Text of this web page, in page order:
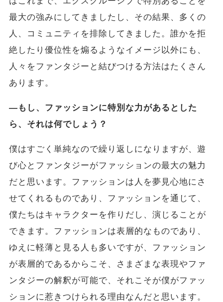
最大の強みにしてきましたし、その結果、多くの
人、コミュニティを排除してきました。誰かを拒
絶したり優位性を煽るようなイメージ以外にも、
人々をファンタジーと結びつける方法はたくさん
あります。
―もし、ファッションに特別な力があるとした
ら、それは何でしょう？
僕はすごく単純なので繰り返しになりますが、遊
び心とファンタジーがファッションの最大の魅力
だと思います。ファッションは人を夢見心地にさ
せてくれるものであり、ファッションを通じて、
僕たちはキャラクターを作りだし、演じることが
できます。ファッションは表層的なものであり、
ゆえに軽薄と見る人も多いですが、ファッション
が表層的であるからこそ、さまざまな表現やファ
ンタジーの解釈が可能で、それこそが僕がファッ
ションに惹きつけられる理由なんだと思います。